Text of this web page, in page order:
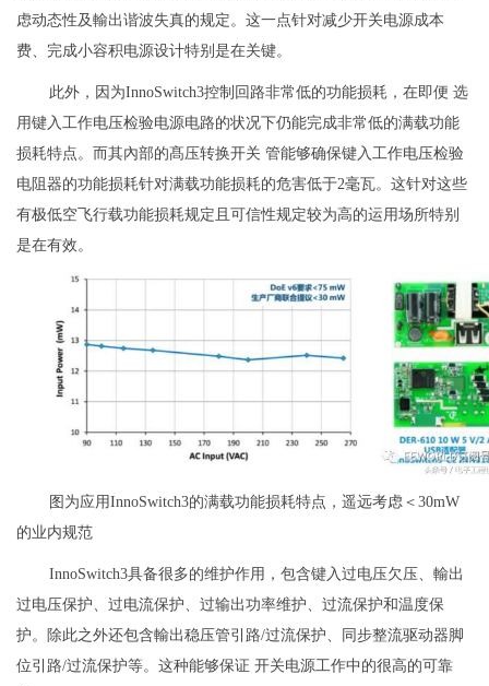
虑动态性及輸出谐波失真的规定。这一点针对减少开关电源成本
费、完成小容积电源设计特别是在关键。
此外，因为InnoSwitch3控制回路非常低的功能损耗，在即便 选
用键入工作电压检验电源电路的状况下仍能完成非常低的满载功能
损耗特点。而其內部的髙压转换开关 管能够确保键入工作电压检验
电阻器的功能损耗针对满载功能损耗的危害低于2毫瓦。这针对这些
有极低空飞行载功能损耗规定且可信性规定较为高的运用场所特别
是在有效。
图为应用InnoSwitch3的满载功能损耗特点，遥远考虑＜30mW
的业内规范
InnoSwitch3具备很多的维护作用，包含键入过电压欠压、輸出
过电压保护、过电流保护、过输出功率维护、过流保护和温度保
护。除此之外还包含輸出稳压管引路/过流保护、同步整流驱动器脚
位引路/过流保护等。这种能够保证 开关电源工作中的很高的可靠